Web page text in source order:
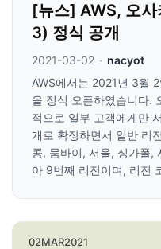
[뉴스] AWS, 오
3) 정식 공개
2021-03-02 · nacyot
AWS에서는 2021년 3월
을 정식 오픈하였습니다.
적으로 일부 고객에게만
개로 확장하면서 일반 리
콩, 뭄바이, 서울, 싱가폴,
아 9번째 리전이며, 리전
02MAR2021